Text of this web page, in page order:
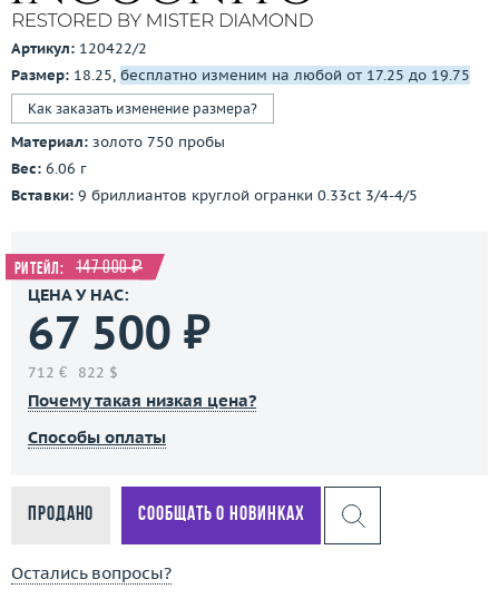
Артикул: 120422/2
Размер: 18.25, бесплатно изменим на любой от 17.25 до 19.75
Как заказать изменение размера?
Материал: золото 750 пробы
Вес: 6.06 г
Вставки: 9 бриллиантов круглой огранки 0.33ct 3/4-4/5
Ритейл: 147 000 ₽
ЦЕНА У НАС:
67 500 ₽
712 € 822 $
Почему такая низкая цена?
Способы оплаты
Продано Сообщать о новинках
Остались вопросы?